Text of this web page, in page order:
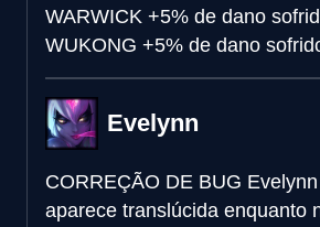
WARWICK +5% de dano
WUKONG +5% de dano
Evelynn
CORREÇÃO DE BUG
aparece translúcida enquanto